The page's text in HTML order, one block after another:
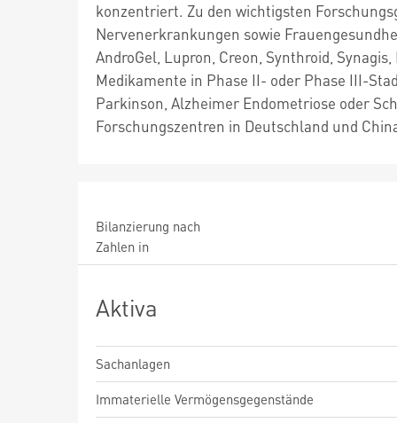
konzentriert. Zu den wichtigsten
Nervenerkrankungen sowie
AndroGel, Lupron, Creon, Synthroid,
Medikamente in Phase II- oder Phase III-
Parkinson, Alzheimer Endometriose oder
Forschungszentren in Deutschland und
Bilanzierung nach
Zahlen in
Aktiva
Sachanlagen
Immaterielle Vermögensgegenstände